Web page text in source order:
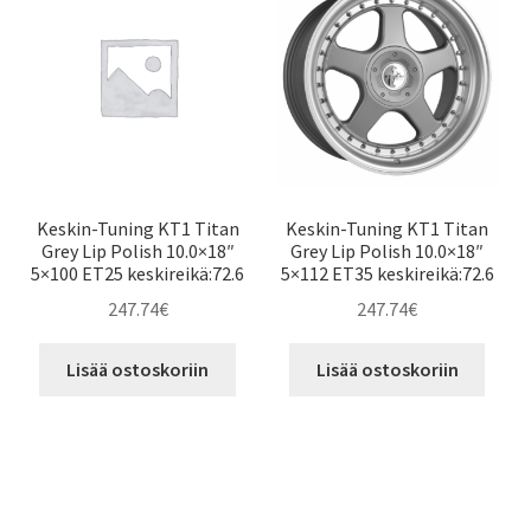
Keskin-Tuning KT1 Titan
Grey Lip Polish 10.0×18″
5×100 ET25 keskireikä:72.6
247.74€
Lisää ostoskoriin
Keskin-Tuning KT1 Titan
Grey Lip Polish 10.0×18″
5×112 ET35 keskireikä:72.6
247.74€
Lisää ostoskoriin